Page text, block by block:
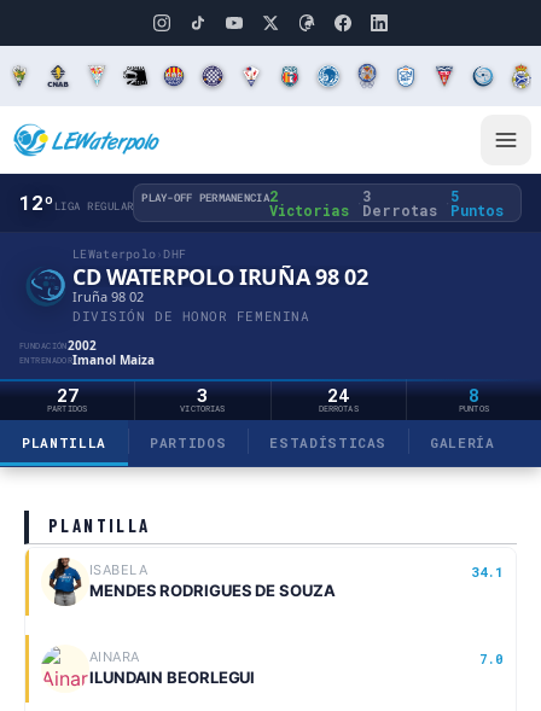
LEWaterpolo› DHF
CD WATERPOLO IRUÑA 98 02
Iruña 98 02
DIVISIÓN DE HONOR FEMENINA
FUNDACIÓN2002
ENTRENADORImanol Maiza
12º LIGA REGULAR
PLAY-OFF PERMANENCIA2
Victorias · 3
Derrotas · 5
Puntos
27
PARTIDOS
3
VICTORIAS
24
DERROTAS
8
PUNTOS
PLANTILLA PARTIDOS ESTADÍSTICAS GALERÍA
PLANTILLA
ISABELA 34.1
MENDES RODRIGUES DE SOUZA
AINARA 7.0
ILUNDAIN BEORLEGUI